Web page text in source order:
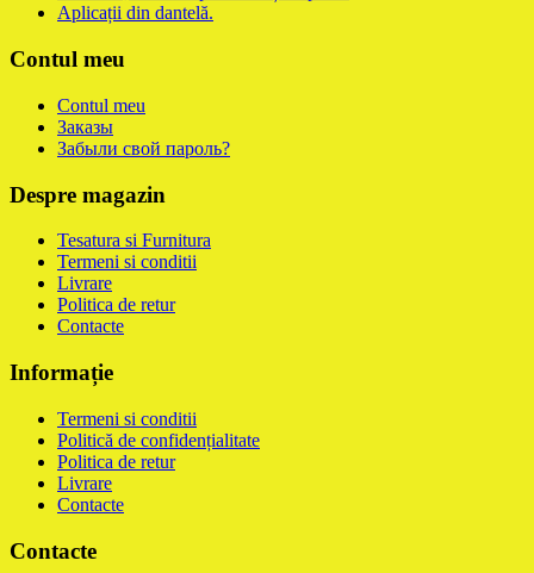
Aplicații din dantelă.
Contul meu
Contul meu
Заказы
Забыли свой пароль?
Despre magazin
Tesatura si Furnitura
Termeni si conditii
Livrare
Politica de retur
Contacte
Informație
Termeni si conditii
Politică de confidențialitate
Politica de retur
Livrare
Contacte
Contacte